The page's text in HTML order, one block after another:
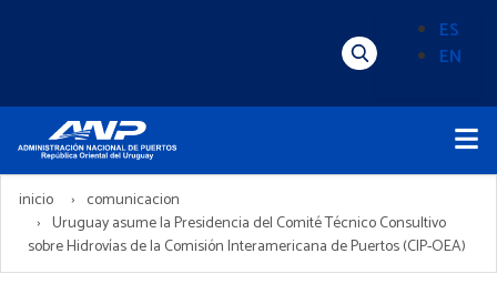
idioma
(Content)
ES
EN
Menú
Principal
inicio
comunicacion
Uruguay asume la Presidencia del Comité Técnico Consultivo
sobre Hidrovías de la Comisión Interamericana de Puertos (CIP-OEA)